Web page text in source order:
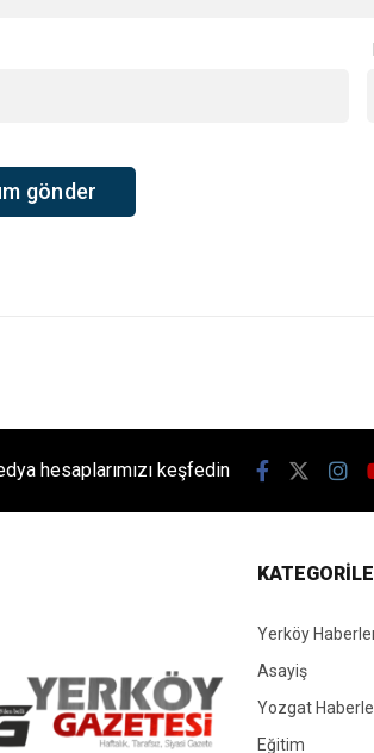
Soydaş,
323
Fatma Soydaş, TikTok’ta
haberler için takip et
Gazetesi